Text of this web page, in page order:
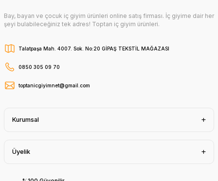
Bay, bayan ve çocuk iç giyim ürünleri online satış firması. İç giyime dair her
şeyi bulabileceğiniz tek adres! Toptan iç giyim ürünleri.
Talatpaşa Mah. 4007. Sok. No:20 GİPAŞ TEKSTİL MAĞAZASI
0850 305 09 70
toptanicgiyimnet@gmail.com
Kurumsal
Üyelik